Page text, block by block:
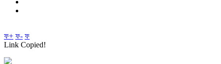
ফ+ ফ- ফ
Link Copied!